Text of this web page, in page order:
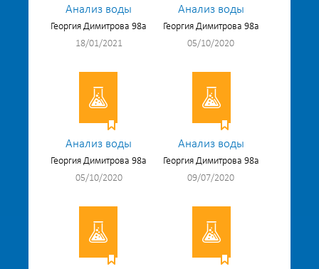
Анализ воды
Георгия Димитрова 98а
18/01/2021
Анализ воды
Георгия Димитрова 98а
05/10/2020
Анализ воды
Георгия Димитрова 98а
05/10/2020
Анализ воды
Георгия Димитрова 98а
09/07/2020